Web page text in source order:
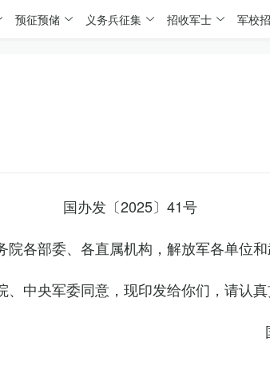
预征预储 义务兵征集 招收军士 军校
国办发〔2025〕41号
各部委、各直属机构，解放军各单位和
、中央军委同意，现印发给你们，请认真